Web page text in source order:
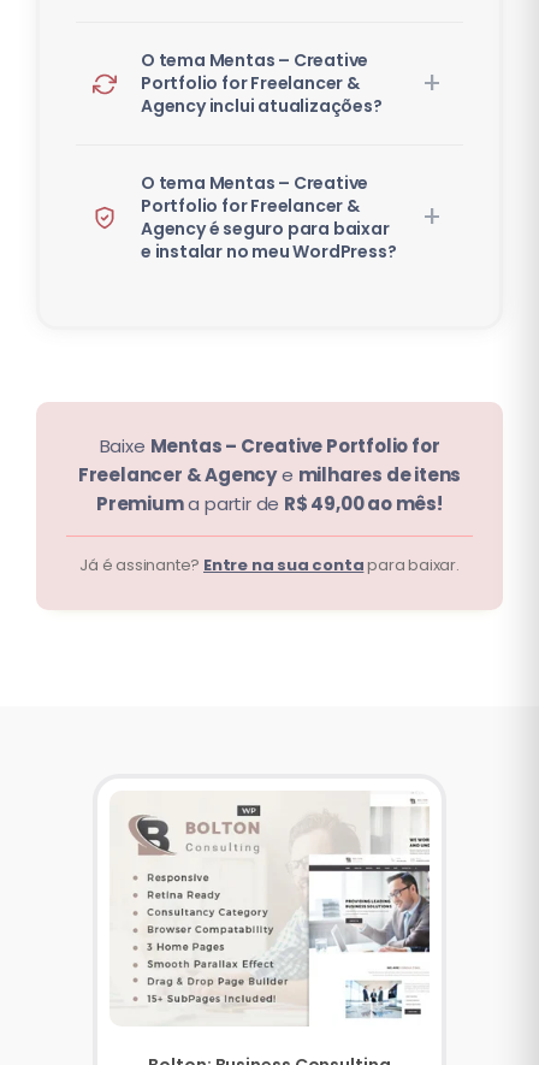
O tema Mentas – Creative
Portfolio for Freelancer &
Agency inclui atualizações?
O tema Mentas – Creative
Portfolio for Freelancer &
Agency é seguro para baixar
e instalar no meu WordPress?
Baixe Mentas – Creative Portfolio for
Freelancer & Agencye milhares de itens
Premiuma partir de R$ 49,00 ao mês!
Já é assinante? Entre na sua contapara baixar.